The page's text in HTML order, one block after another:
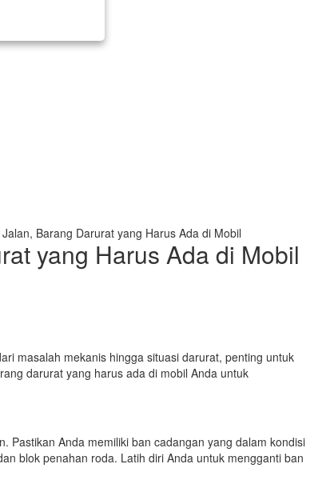
Barang Darurat yang Harus Ada di Mobil
yang Harus Ada di Mobil
masalah mekanis hingga situasi darurat, penting untuk
darurat yang harus ada di mobil Anda untuk
Pastikan Anda memiliki ban cadangan yang dalam kondisi
blok penahan roda. Latih diri Anda untuk mengganti ban